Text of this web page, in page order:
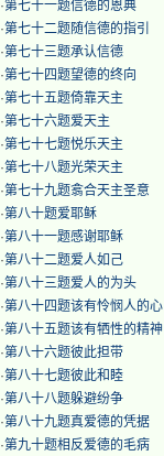
·第七十一题信德的恩典
·第七十二题随信德的指引
·第七十三题承认信德
·第七十四题望德的终向
·第七十五题倚靠天主
·第七十六题爱天主
·第七十七题悦乐天主
·第七十八题光荣天主
·第七十九题翕合天主圣意
·第八十题爱耶稣
·第八十一题感谢耶稣
·第八十二题爱人如己
·第八十三题爱人的为头
·第八十四题该有怜悯人的心
·第八十五题该有牺性的精神
·第八十六题彼此担带
·第八十七题彼此和睦
·第八十八题躲避纷争
·第八十九题真爱德的凭据
·第九十题相反爱德的毛病